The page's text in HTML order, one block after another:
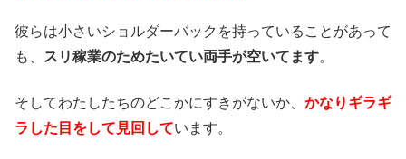
彼らは小さいショルダーバックを持っていることがあって
も、 スリ稼業のためたいてい両手が空いてます。
そしてわたしたちのどこかにすきがないか、 かなりギラギ
ラした目をして見回しています。